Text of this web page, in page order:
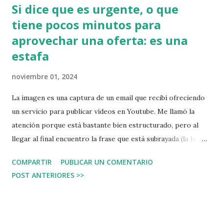
Si dice que es urgente, o que
tiene pocos minutos para
aprovechar una oferta: es una
estafa
noviembre 01, 2024
La imagen es una captura de un email que recibí ofreciendo
un servicio para publicar vídeos en Youtube. Me llamó la
atención porque está bastante bien estructurado, pero al
llegar al final encuentro la frase que está subrayada (la he
(atención: esta oferta es válida hasta media noche).
Recuérdelo, es simple, si hay una urgencia, si hay un plazo
COMPARTIR
PUBLICAR UN COMENTARIO
POST ANTERIORES >>